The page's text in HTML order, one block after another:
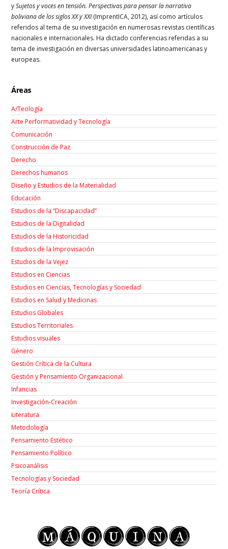
ySujetos y voces en tensión. Perspectivas para pensar la narrativa
boliviana de los siglos XX y XXI(ImprentICA, 2012), así como artículos
referidos al tema de su investigación en numerosas revistas científicas
nacionales e internacionales. Ha dictado conferencias referidas a su
tema de investigación en diversas universidades latinoamericanas y
europeas.
Áreas
A/Teología
Arte Performatividad y Tecnología
Comunicación
Construcción de Paz
Derecho
Derechos humanos
Diseño y Estudios de la Materialidad
Educación
Estudios de la “Discapacidad”
Estudios de la Digitalidad
Estudios de la Historicidad
Estudios de la Improvisación
Estudios de la Vejez
Estudios en Ciencias
Estudios en Ciencias, Tecnologías y Sociedad
Estudios en Salud y Medicinas
Estudios Globales
Estudios Territoriales
Estudios visuales
Género
Gestión Crítica de la Cultura
Gestión y Pensamiento Organizacional
Infancias
Investigación-Creación
Łiteratura
Metodología
Pensamiento Estético
Pensamiento Político
Psicoanálisis
Tecnologías y Sociedad
Teoría Crítica